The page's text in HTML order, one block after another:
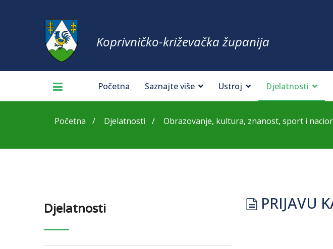
Koprivničko-križevačka županija
Početna Saznajte više Ustroj Djelatnosti
Početna Djelatnosti Obrazovanje, kultura, znanost, sport i
Djelatnosti document
PRIJAVU